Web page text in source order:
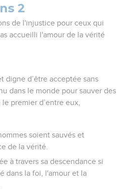
2
de l'injustice pour ceux qui
accueilli l'amour de la vérité
digne d’être acceptée sans
dans le monde pour sauver des
premier d’entre eux,
soient sauvés et
de la vérité.
à travers sa descendance si
dans la foi, l'amour et la